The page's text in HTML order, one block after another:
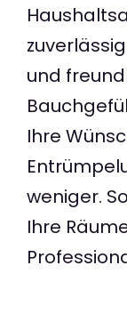
und
Ihre
weniger.
Ihre